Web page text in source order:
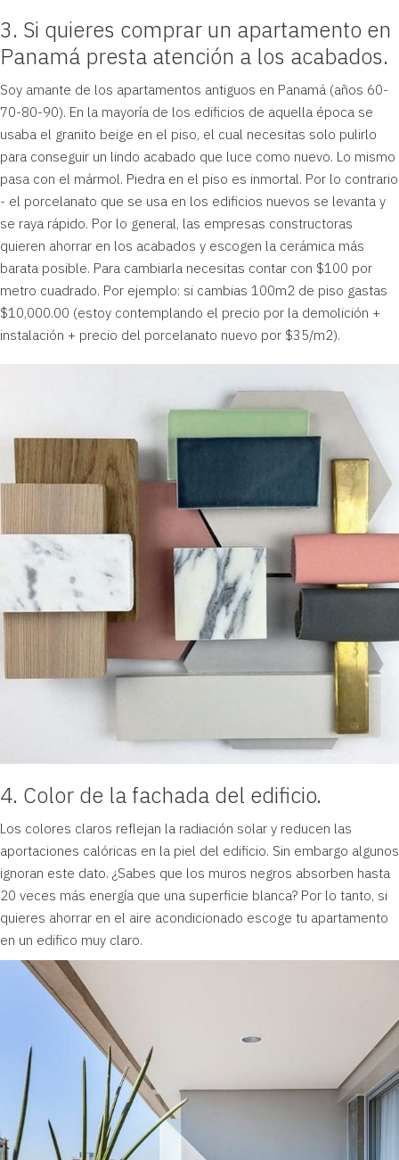
3. Si quieres comprar un apartamento en
Panamá presta atención a los acabados.
Soy amante de los apartamentos antiguos en Panamá (años 60-
70-80-90). En la mayoría de los edificios de aquella época se
usaba el granito beige en el piso, el cual necesitas solo pulirlo
para conseguir un lindo acabado que luce como nuevo. Lo mismo
pasa con el mármol. Piedra en el piso es inmortal. Por lo contrario
- el porcelanato que se usa en los edificios nuevos se levanta y
se raya rápido. Por lo general, las empresas constructoras
quieren ahorrar en los acabados y escogen la cerámica más
barata posible. Para cambiarla necesitas contar con $100 por
metro cuadrado. Por ejemplo: si cambias 100m2 de piso gastas
$10,000.00 (estoy contemplando el precio por la demolición +
instalación + precio del porcelanato nuevo por $35/m2).
4. Color de la fachada del edificio.
Los colores claros reflejan la radiación solar y reducen las
aportaciones calóricas en la piel del edificio. Sin embargo algunos
ignoran este dato. ¿Sabes que los muros negros absorben hasta
20 veces más energía que una superficie blanca? Por lo tanto, si
quieres ahorrar en el aire acondicionado escoge tu apartamento
en un edifico muy claro.